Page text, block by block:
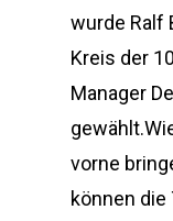
wurde Ralf
Kreis der
Manager
vorne
können die